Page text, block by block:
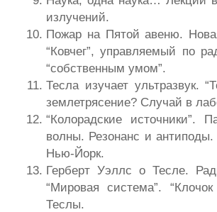
излучений.
Пожар на Пятой авеню.
“Ковчег”, управляемый по
“собственным умом”.
Тесла изучает ультразвук.
землетрясение? Случай в
“Колорадские источники”.
волны. Резонанс и
Нью-Йорк.
Герберт Уэллс о Тесле.
“Мировая система”.
Теслы.